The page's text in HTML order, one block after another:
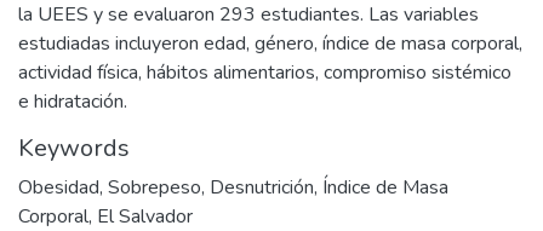
la UEES y se evaluaron 293 estudiantes. Las variables
estudiadas incluyeron edad, género, índice de masa corporal,
actividad física, hábitos alimentarios, compromiso sistémico
e hidratación.
Keywords
Obesidad, Sobrepeso, Desnutrición, Índice de Masa
Corporal, El Salvador